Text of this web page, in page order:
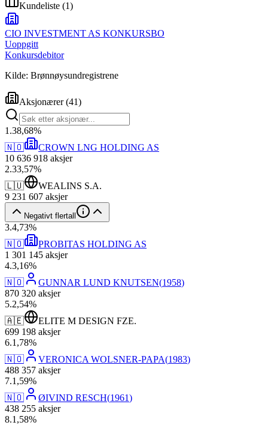
Kundeliste (1)
CIO INVESTMENT AS KONKURSBO
Uoppgitt
Konkursdebitor
Kilde: Brønnøysundregistrene
Aksjonærer(41)
1 .38,68%
🇳🇴
CROWN LNG HOLDING AS
10 636 918 aksjer
2.33,57%
🇱🇺
WEALINS S.A.
9 231 607 aksjer
Negativt flertall
3.4,73%
🇳🇴
PROBITAS HOLDING AS
1 301 145 aksjer
4.3,16%
🇳🇴
GUNNAR LUND KNUTSEN(1958)
870 320 aksjer
5.2,54%
🇦🇪
ELITE M DESIGN FZE.
699 198 aksjer
6.1,78%
🇳🇴
VERONICA WOLSNER-PAPA(1983)
488 357 aksjer
7.1,59%
🇳🇴
ØIVIND RESCH(1961)
438 255 aksjer
8.1,58%